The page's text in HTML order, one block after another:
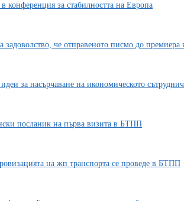
конференция за стабилността на Европа
задоволство, че отправеното писмо до
за насърчаване на икономическото
посланик на първа визита в БТПП
на жп транспорта се проведе в БТПП